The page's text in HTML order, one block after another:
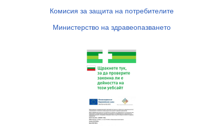
Комисия за защита на потребителите
Министерство на здравеопазването